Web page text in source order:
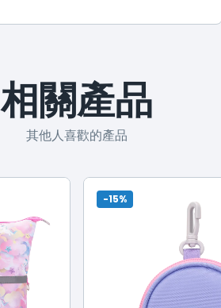
相關產品
其他人喜歡的產品
-15%